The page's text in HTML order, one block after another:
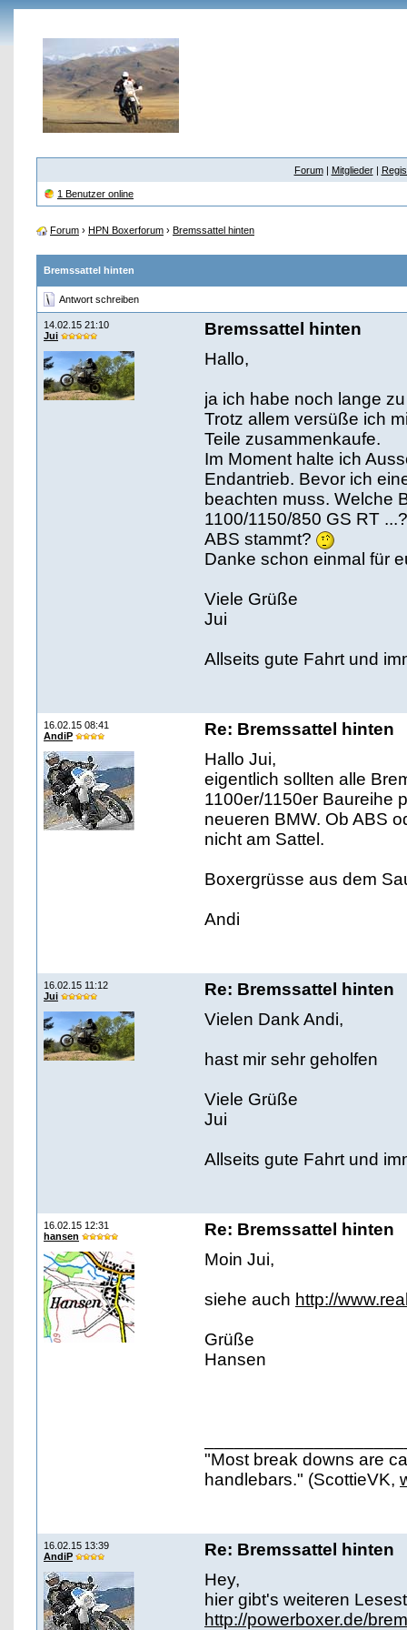
Forum| Mitglieder|
1 Benutzer online
Forum › HPN Boxerforum › Bremssattel hinten
Bremssattel hinten
Antwort schreiben
14.02.15 21:10
Jui
Bremssattel hinten
Hallo,
ja ich habe noch lange
Trotz allem versüße ich
Teile zusammenkaufe.
Im Moment halte ich
Endantrieb. Bevor ich
beachten muss. Welche
1100/1150/850 GS RT
ABS stammt?
Danke schon einmal für
Viele Grüße
Jui
Allseits gute Fahrt und
16.02.15 08:41
AndiP
Re: Bremssattel hinten
Hallo Jui,
eigentlich sollten alle
1100er/1150er Baureihe
neueren BMW. Ob ABS
nicht am Sattel.
Boxergrüsse aus dem
Andi
16.02.15 11:12
Jui
Re: Bremssattel hinten
Vielen Dank Andi,
hast mir sehr geholfen
Viele Grüße
Jui
Allseits gute Fahrt und
16.02.15 12:31
hansen
Re: Bremssattel hinten
Moin Jui,
siehe auch http://
Grüße
Hansen
"Most break downs are
handlebars." (ScottieVK,
16.02.15 13:39
AndiP
Re: Bremssattel hinten
Hey,
hier gibt's weiteren
http://powerboxer.de/